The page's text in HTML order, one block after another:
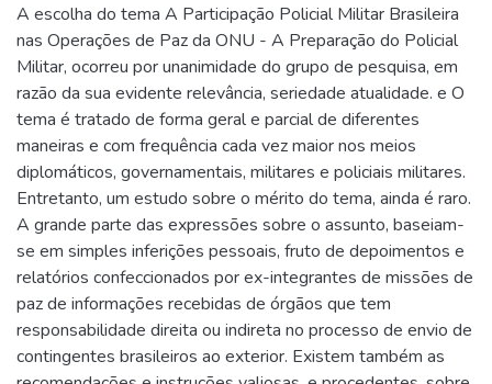
A escolha do tema A Participação Policial Militar Brasileira
nas Operações de Paz da ONU - A Preparação do Policial
Militar, ocorreu por unanimidade do grupo de pesquisa, em
razão da sua evidente relevância, seriedade atualidade. e O
tema é tratado de forma geral e parcial de diferentes
maneiras e com frequência cada vez maior nos meios
diplomáticos, governamentais, militares e policiais militares.
Entretanto, um estudo sobre o mérito do tema, ainda é raro.
A grande parte das expressões sobre o assunto, baseiam-
se em simples inferições pessoais, fruto de depoimentos e
relatórios confeccionados por ex-integrantes de missões de
paz de informações recebidas de órgãos que tem
responsabilidade direita ou indireta no processo de envio de
contingentes brasileiros ao exterior. Existem também as